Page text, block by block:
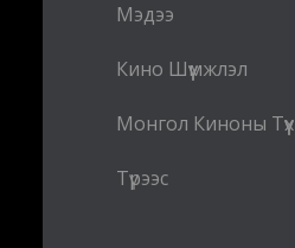
Мэдээ
Кино Шүүмжлэл
Монгол Киноны Түүх
Түрээс